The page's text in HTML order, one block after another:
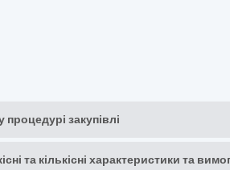
закупівлі
та кількісні характеристики та